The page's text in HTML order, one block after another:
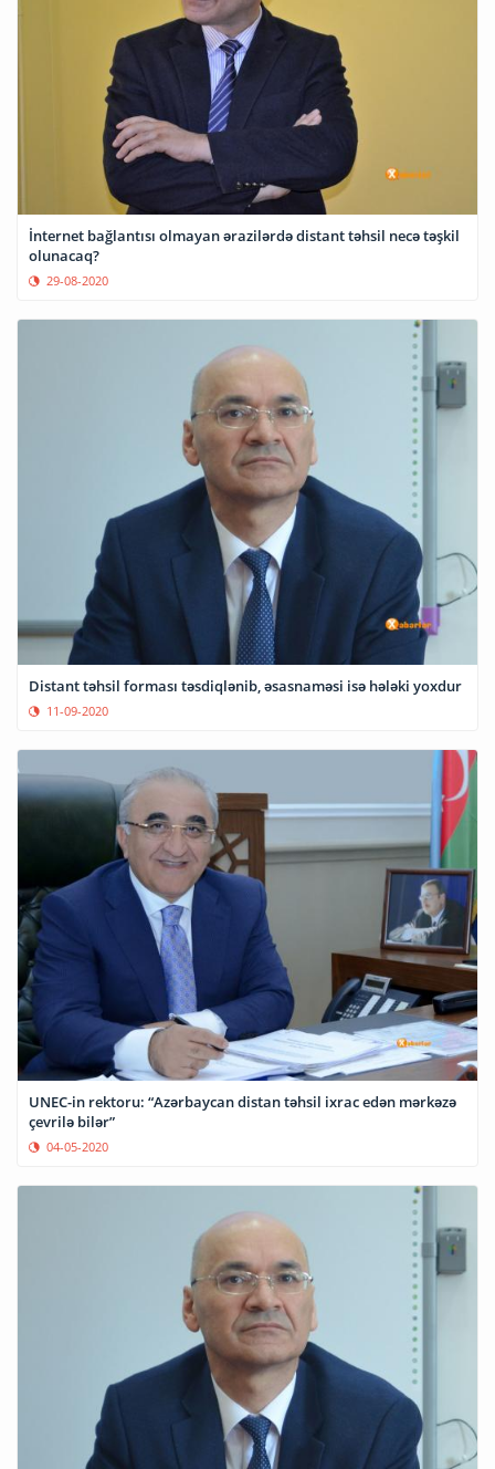
İnternet bağlantısı olmayan ərazilərdə distant təhsil necə təşkil
olunacaq?
29-08-2020
Distant təhsil forması təsdiqlənib, əsasnaməsi isə hələki yoxdur
11-09-2020
UNEC-in rektoru: “Azərbaycan distan təhsil ixrac edən mərkəzə
çevrilə bilər”
04-05-2020